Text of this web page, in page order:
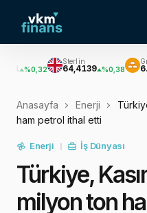
Sterlin
64,4139 %0,38
Gram Altın
6.627,55
Anasayfa Enerji
ham petrol ithal etti
Enerji İş Dünyası
Türkiye,
milyon ton